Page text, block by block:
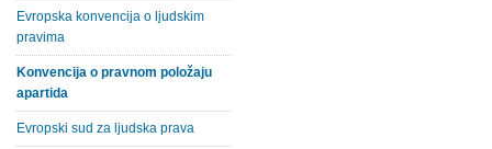
Evropska konvencija o ljudskim
pravima
Konvencija o pravnom položaju
apartida
Evropski sud za ljudska prava